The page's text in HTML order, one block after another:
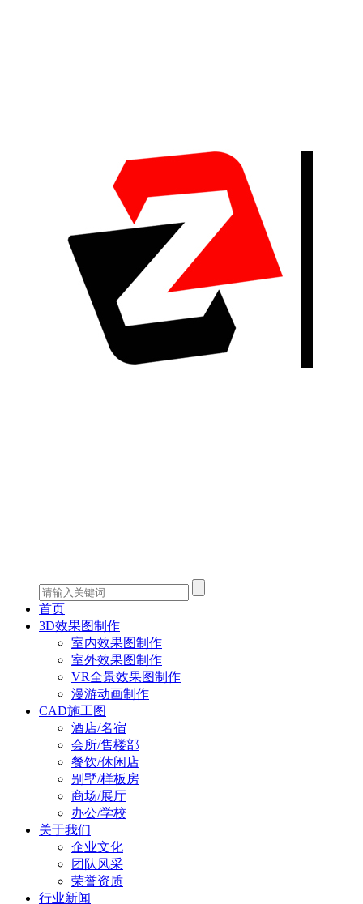
首页
3D效果图制作
室内效果图制作
室外效果图制作
VR全景效果图制作
漫游动画制作
CAD施工图
酒店/名宿
会所/售楼部
餐饮/休闲店
别墅/样板房
商场/展厅
办公/学校
关于我们
企业文化
团队风采
荣誉资质
行业新闻